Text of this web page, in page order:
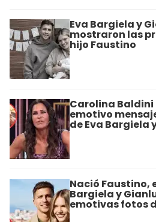
Eva Bargiela y
mostraron las
hijo Faustino
Carolina Baldini
emotivo
de Eva Bargiela
Nació Faustino,
Bargiela y
emotivas fotos